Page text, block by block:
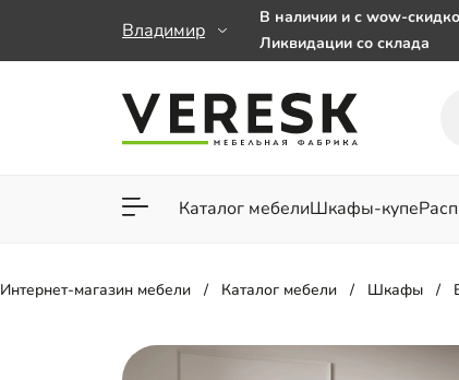
Владимир
В наличии и с wow-
Ликвидации со склада
заказе от 50 000 ₽
Важно! Наш Whatsapp
Каталог мебелиШкафы-купе
Для гостиной
Интернет-магазин мебели Каталог мебели Шкафы